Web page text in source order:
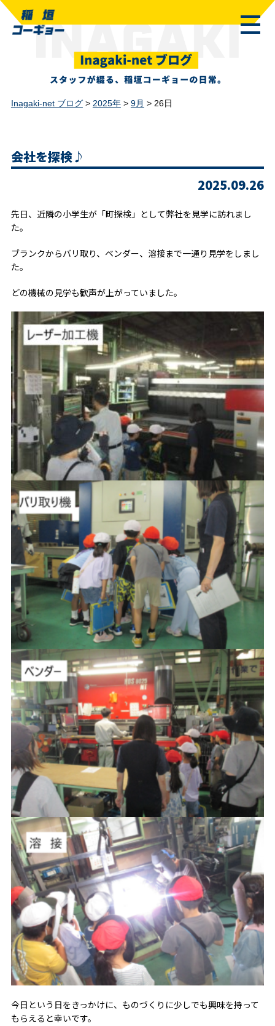
Inagaki-net ブログ> 2025年> 9月 > 26日
会社を探検♪
2025.09.26
先日、近隣の小学生が「町探検」として弊社を見学に訪れまし
た。
ブランクからバリ取り、ベンダー、溶接まで一通り見学をしまし
た。
どの機械の見学も歓声が上がっていました。
今日という日をきっかけに、ものづくりに少しでも興味を持って
もらえると幸いです。